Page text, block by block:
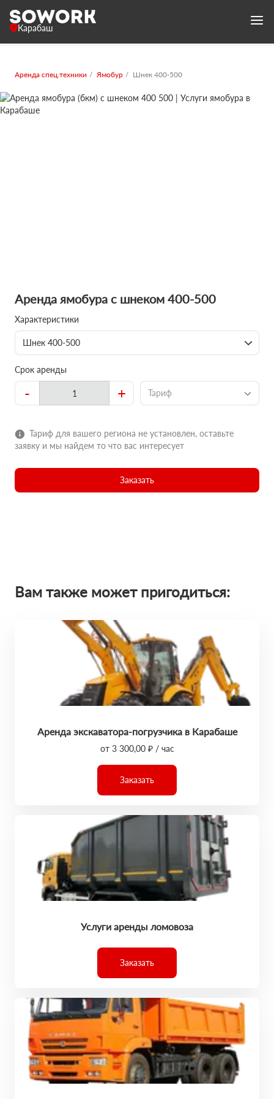
Карабаш
Аренда спец.техники Ямобур Шнек 400-500
Аренда ямобура с шнеком 400-500
Характеристики
Шнек 400-500
Срок аренды
- + Тариф
Тариф для вашего региона не установлен, оставьте
заявку и мы найдем то что вас интересует
Заказать
Вам также может пригодиться:
Аренда экскаватора-погрузчика в Карабаше
от 3 300,00 ₽ / час
Заказать
Услуги аренды ломовоза
Заказать